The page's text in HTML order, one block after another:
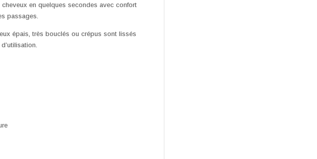
en quelques secondes avec confort
passages.
épais, très bouclés ou crépus sont lissés